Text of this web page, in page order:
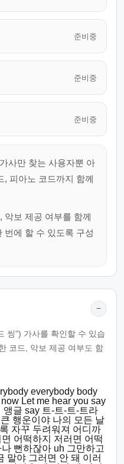
준비중
준비중
준비중
사만 찾는 사용자뿐 아
, 피아노 코드까지 함께
악보 제공 여부를 함께
번에 할 수 있도록 구성
−
씽") 가사를 확인할 수 있습
코드, 악보 제공 여부도 함
everybody body
Let me hear you say
글 say 트-트-트-트라
행운이야 나의 모든 날
자꾸 두려워져 어디까
어떡하지 저러면 어떡
뻔하잖아 uh 그만하고
말야 그러면 안 돼 이러